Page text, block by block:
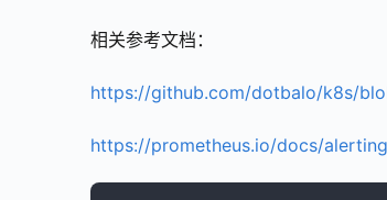
相关参考文档：
https://github.com/dotbalo/k8s/
https://prometheus.io/docs/